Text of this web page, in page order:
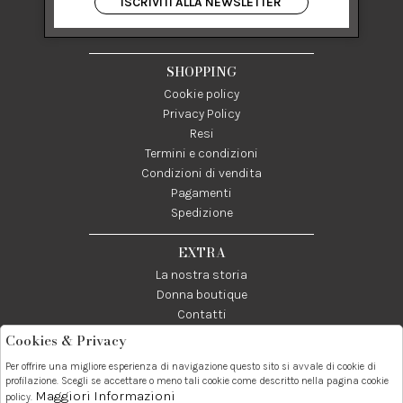
84122 Salerno Italia
P IVA 03024950655
SHOPPING
Cookie policy
Privacy Policy
Resi
Termini e condizioni
Condizioni di vendita
Pagamenti
Spedizione
EXTRA
La nostra storia
Donna boutique
Contatti
Telefono:
089237858
Whatsapp:
3338855601
Contatti:
info@donna1981.it
Cookies & Privacy
Per offrire una migliore esperienza di navigazione questo sito si avvale di cookie di
profilazione. Scegli se accettare o meno tali cookie come descritto nella pagina cookie
policy. Maggiori Informazioni